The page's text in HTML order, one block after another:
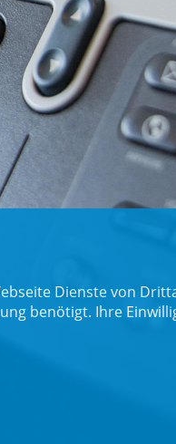
Dienste von
benötigt. Ihre